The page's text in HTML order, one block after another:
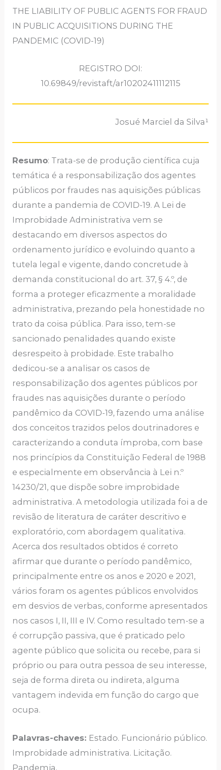
THE LIABILITY OF PUBLIC AGENTS FOR FRAUD
IN PUBLIC ACQUISITIONS DURING THE
PANDEMIC (COVID-19)
REGISTRO DOI:
10.69849/revistaft/ar10202411112115
Josué Marciel da Silva¹
Resumo: Trata-se de produção científica cuja
temática é a responsabilização dos agentes
públicos por fraudes nas aquisições públicas
durante a pandemia de COVID-19. A Lei de
Improbidade Administrativa vem se
destacando em diversos aspectos do
ordenamento jurídico e evoluindo quanto a
tutela legal e vigente, dando concretude à
demanda constitucional do art. 37, § 4.º, de
forma a proteger eficazmente a moralidade
administrativa, prezando pela honestidade no
trato da coisa pública. Para isso, tem-se
sancionado penalidades quando existe
desrespeito à probidade. Este trabalho
dedicou-se a analisar os casos de
responsabilização dos agentes públicos por
fraudes nas aquisições durante o período
pandêmico da COVID-19, fazendo uma análise
dos conceitos trazidos pelos doutrinadores e
caracterizando a conduta ímproba, com base
nos princípios da Constituição Federal de 1988
e especialmente em observância à Lei n.º
14230/21, que dispõe sobre improbidade
administrativa. A metodologia utilizada foi a de
revisão de literatura de caráter descritivo e
exploratório, com abordagem qualitativa.
Acerca dos resultados obtidos é correto
afirmar que durante o período pandêmico,
principalmente entre os anos e 2020 e 2021,
vários foram os agentes públicos envolvidos
em desvios de verbas, conforme apresentados
nos casos I, II, III e IV. Como resultado tem-se a
é corrupção passiva, que é praticado pelo
agente público que solicita ou recebe, para si
próprio ou para outra pessoa de seu interesse,
seja de forma direta ou indireta, alguma
vantagem indevida em função do cargo que
ocupa.
Palavras-chaves: Estado. Funcionário público.
Improbidade administrativa. Licitação.
Pandemia.